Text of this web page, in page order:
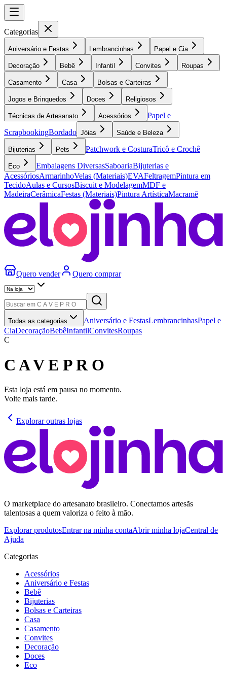
Categorias
Aniversário e Festas Lembrancinhas Papel e Cia
Decoração Bebê Infantil Convites Roupas
Casamento Casa Bolsas e Carteiras
Jogos e Brinquedos Doces Religiosos
Técnicas de Artesanato Acessórios
Papel e
ScrapbookingBordado Jóias Saúde e Beleza
Bijuterias Pets Patchwork e CosturaTricô e Crochê
Eco Embalagens DiversasSaboariaBijuterias e
AcessóriosArmarinhoVelas (Materiais)EVAFeltragemPintura em
TecidoAulas e CursosBiscuit e ModelagemMDF e
MadeiraCerâmicaFestas (Materiais)Pintura ArtísticaMacramê
Quero vender Quero comprar
Todas as categorias Aniversário e FestasLembrancinhasPapel e
CiaDecoraçãoBebêInfantilConvitesRoupas
C
C A V E P R O
Esta loja está em pausa no momento.
Volte mais tarde.
Explorar outras lojas
O marketplace do artesanato brasileiro. Conectamos artesãs
talentosas a quem valoriza o feito à mão.
Explorar produtosEntrar na minha contaAbrir minha lojaCentral de
Ajuda
Categorias
Acessórios
Aniversário e Festas
Bebê
Bijuterias
Bolsas e Carteiras
Casa
Casamento
Convites
Decoração
Doces
Eco